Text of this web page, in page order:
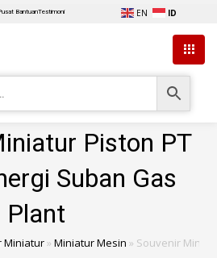
BantuanTestimoni EN ID
Piston PT
Suban Gas
Plant
Miniatur»Miniatur Mesin » Souvenir